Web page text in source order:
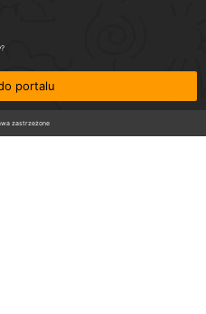
portalu
zastrzeżone